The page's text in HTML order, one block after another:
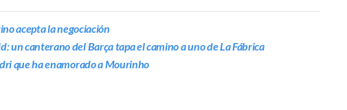
acepta la negociación
un canterano del Barça tapa el camino a uno de La Fábrica
que ha enamorado a Mourinho